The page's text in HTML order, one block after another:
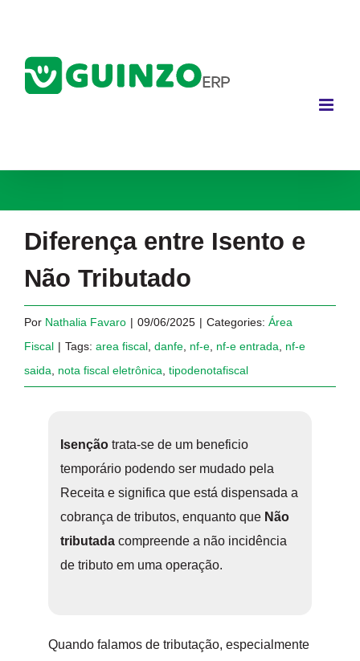
conteúdo
Diferença entre Isento e
Não Tributado
Por Nathalia Favaro | 09/06/2025 | Categories: Área
Fiscal | Tags: area fiscal danfe nf-e nf-e entrada
nf-e
saida
nota fiscal eletrônica tipodenotafiscal
Isenção trata-se de um beneficio
temporário podendo ser mudado pela
Receita e significa que está dispensada a
cobrança de tributos, enquanto que Não
tributada compreende a não incidência
de tributo em uma operação.
Quando falamos de tributação, especialmente